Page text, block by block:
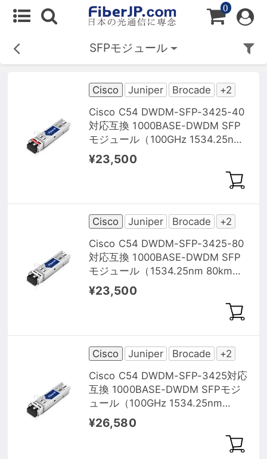
0
SFPモジュール
Cisco Juniper Brocade
+2
Cisco C54 DWDM-SFP-3425-40
対応互換 1000BASE-DWDM SFP
モジュール（100GHz 1534.25nm
40km DOM）
¥23,500
Cisco Juniper Brocade
+2
Cisco C54 DWDM-SFP-3425-80
対応互換 1000BASE-DWDM SFP
モジュール（1534.25nm 80km
DOM）
¥23,500
Cisco Juniper Brocade
+2
Cisco C54 DWDM-SFP-3425対応
互換 1000BASE-DWDM SFPモジ
ュール（100GHz 1534.25nm
100km DOM）
¥26,580